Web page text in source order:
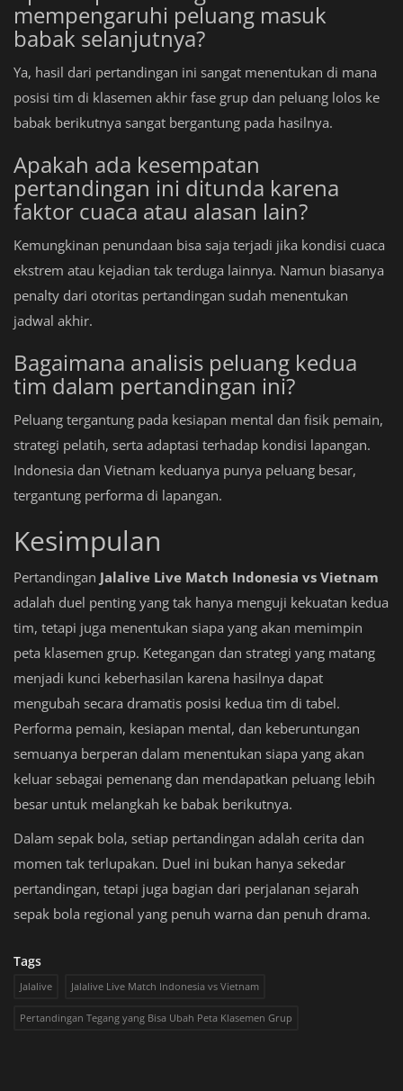
mempengaruhi peluang masuk
babak selanjutnya?
Ya, hasil dari pertandingan ini sangat menentukan di mana
posisi tim di klasemen akhir fase grup dan peluang lolos ke
babak berikutnya sangat bergantung pada hasilnya.
Apakah ada kesempatan
pertandingan ini ditunda karena
faktor cuaca atau alasan lain?
Kemungkinan penundaan bisa saja terjadi jika kondisi cuaca
ekstrem atau kejadian tak terduga lainnya. Namun biasanya
penalty dari otoritas pertandingan sudah menentukan
jadwal akhir.
Bagaimana analisis peluang kedua
tim dalam pertandingan ini?
Peluang tergantung pada kesiapan mental dan fisik pemain,
strategi pelatih, serta adaptasi terhadap kondisi lapangan.
Indonesia dan Vietnam keduanya punya peluang besar,
tergantung performa di lapangan.
Kesimpulan
Pertandingan Jalalive Live Match Indonesia vs Vietnam
adalah duel penting yang tak hanya menguji kekuatan kedua
tim, tetapi juga menentukan siapa yang akan memimpin
peta klasemen grup. Ketegangan dan strategi yang matang
menjadi kunci keberhasilan karena hasilnya dapat
mengubah secara dramatis posisi kedua tim di tabel.
Performa pemain, kesiapan mental, dan keberuntungan
semuanya berperan dalam menentukan siapa yang akan
keluar sebagai pemenang dan mendapatkan peluang lebih
besar untuk melangkah ke babak berikutnya.
Dalam sepak bola, setiap pertandingan adalah cerita dan
momen tak terlupakan. Duel ini bukan hanya sekedar
pertandingan, tetapi juga bagian dari perjalanan sejarah
sepak bola regional yang penuh warna dan penuh drama.
Tags
Jalalive Jalalive Live Match Indonesia vs Vietnam
Pertandingan Tegang yang Bisa Ubah Peta Klasemen Grup